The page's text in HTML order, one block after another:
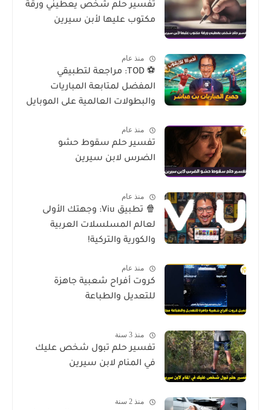
تفسير حلم شخص يعطيني ورقة
مكتوب عليها لأبن سيرين
منذ عام
⚽ TOD: مراجعة لتطبيقي
المفضل لمتابعة المباريات
والبطولات العالمية على الموبايل
منذ عام
تفسير حلم سقوط حشو
الضرس لابن سيرين
منذ عام
🍿 تطبيق Viu: وجهتك الأولى
لعالم المسلسلات العربية
والكورية والتركية!
منذ عام
كروت أفراح شعبية جاهزة
للتعديل والطباعة
منذ 3 سنة
تفسير حلم تبول شخص عليك
في المنام لابن سيرين
منذ 2 سنة